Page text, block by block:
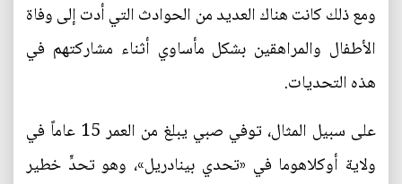
ومع ذلك كانت هناك العديد من الحوادث التي أدت إلى وفاة
الأطفال والمراهقين بشكل مأساوي أثناء مشاركتهم في
هذه التحديات.
على سبيل المثال، توفي صبي يبلغ من العمر 15 عاماً في
ولاية أوكلاهوما في «تحدي بينادريل»، وهو تحدٍّ خطير